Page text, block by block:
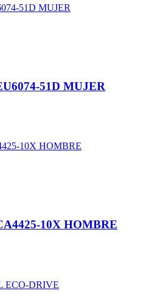
51D MUJER
10X HOMBRE